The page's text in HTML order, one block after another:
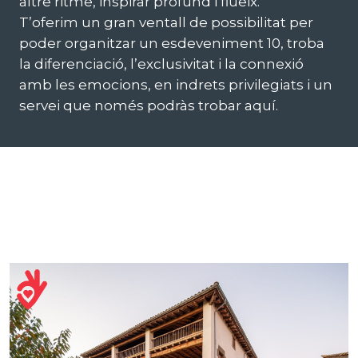
T’oferim un gran ventall de possibilitat per
poder organitzar un esdeveniment 10, troba
la diferenciació, l’exclusivitat i la connexió
amb les emocions, en indrets privilegiats i un
servei que només podràs trobar aquí.